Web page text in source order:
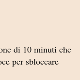
di 10 minuti che
per sbloccare